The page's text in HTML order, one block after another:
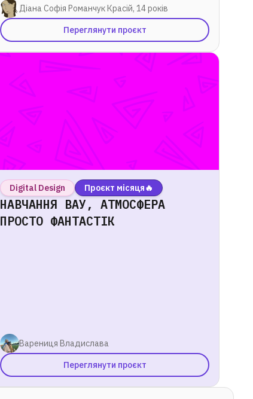
грошей!»
Іван Гончар
Діана Софія Романчук Красій, 14 років
Переглянути проєкт
Digital Design Проєкт місяця🔥
НАВЧАННЯ ВАУ, АТМОСФЕРА
ПРОСТО ФАНТАСТІК
Варениця Владислава
Переглянути проєкт